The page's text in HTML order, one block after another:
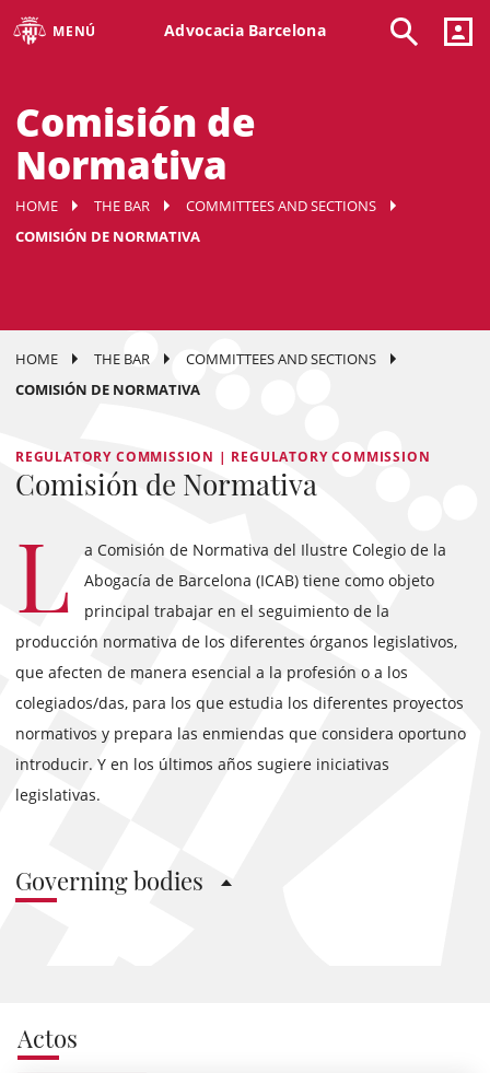
MENÚ Advocacia Barcelona
Comisión de
Normativa
HOME THE BAR
COMMITTEES AND SECTIONS
COMISIÓN DE NORMATIVA
HOME THE BAR
COMMITTEES AND SECTIONS
COMISIÓN DE NORMATIVA
REGULATORY COMMISSION | REGULATORY COMMISSION
Comisión de Normativa
L
a Comisión de Normativa del Ilustre Colegio de la
Abogacía de Barcelona (ICAB) tiene como objeto
principal trabajar en el seguimiento de la
producción normativa de los diferentes órganos legislativos,
que afecten de manera esencial a la profesión o a los
colegiados/das, para los que estudia los diferentes proyectos
normativos y prepara las enmiendas que considera oportuno
introducir. Y en los últimos años sugiere iniciativas
legislativas.
Governing bodies
Actos